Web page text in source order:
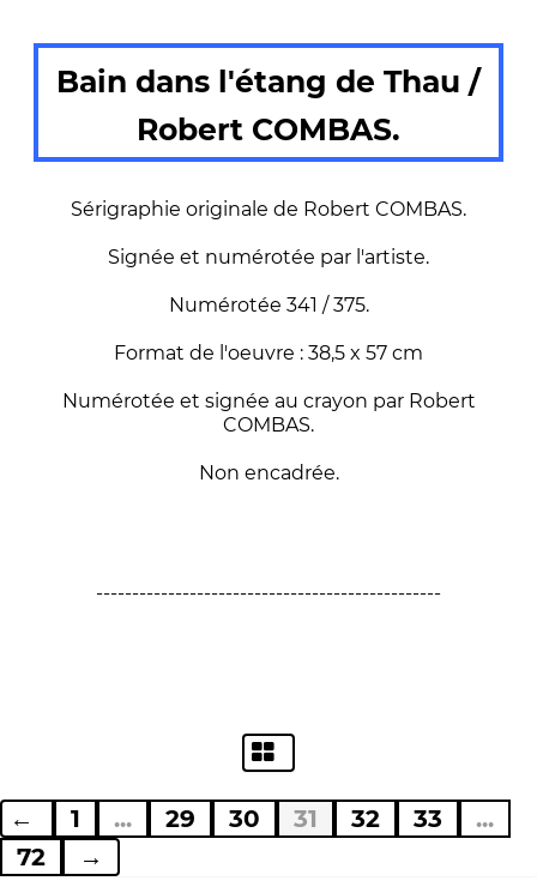
Bain dans l'étang de Thau /
Robert COMBAS.
Sérigraphie originale de Robert COMBAS.
Signée et numérotée par l'artiste.
Numérotée 341 / 375.
Format de l'oeuvre : 38,5 x 57 cm
Numérotée et signée au crayon par Robert
COMBAS.
Non encadrée.
------------------------------------------------
← 1 ... 29 30 31 32 33
...
72
→